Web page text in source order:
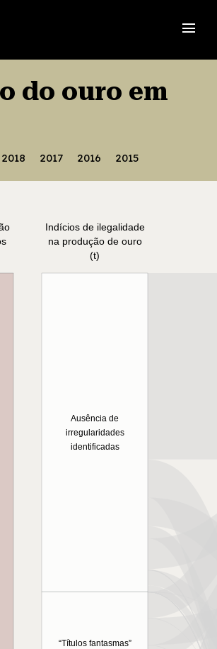
menu
do ouro em
2018 2017 2016 2015
Ausência de
irregularidades
identificadas
“Títulos fantasmas”
Indícios de ilegalidade
na produção de ouro
(t)